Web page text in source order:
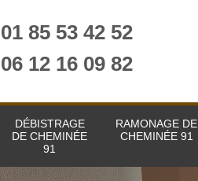
01 85 53 42 52
06 12 16 09 82
DÉBISTRAGE
DE CHEMINÉE
91
RAMONAGE DE
CHEMINÉE 91